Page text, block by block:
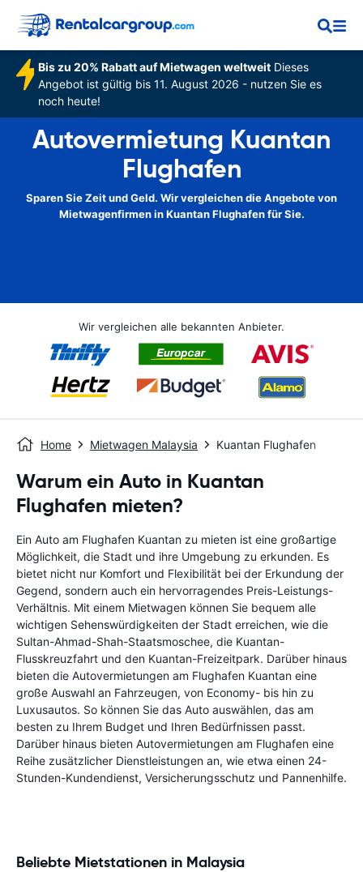
Bis zu 20% Rabatt auf Mietwagen weltweitDieses
Angebot ist gültig bis 11. August 2026 - nutzen Sie es
noch heute!
Autovermietung Kuantan
Flughafen
Sparen Sie Zeit und Geld. Wir vergleichen die Angebote von
Mietwagenfirmen in Kuantan Flughafen für Sie.
Wir vergleichen alle bekannten Anbieter.
Home Mietwagen Malaysia Kuantan Flughafen
Warum ein Auto in Kuantan
Flughafen mieten?
Ein Auto am Flughafen Kuantan zu mieten ist eine großartige
Möglichkeit, die Stadt und ihre Umgebung zu erkunden. Es
bietet nicht nur Komfort und Flexibilität bei der Erkundung der
Gegend, sondern auch ein hervorragendes Preis-Leistungs-
Verhältnis. Mit einem Mietwagen können Sie bequem alle
wichtigen Sehenswürdigkeiten der Stadt erreichen, wie die
Sultan-Ahmad-Shah-Staatsmoschee, die Kuantan-
Flusskreuzfahrt und den Kuantan-Freizeitpark. Darüber hinaus
bieten die Autovermietungen am Flughafen Kuantan eine
große Auswahl an Fahrzeugen, von Economy- bis hin zu
Luxusautos. So können Sie das Auto auswählen, das am
besten zu Ihrem Budget und Ihren Bedürfnissen passt.
Darüber hinaus bieten Autovermietungen am Flughafen eine
Reihe zusätzlicher Dienstleistungen an, wie etwa einen 24-
Stunden-Kundendienst, Versicherungsschutz und Pannenhilfe.
Beliebte Mietstationen in Malaysia